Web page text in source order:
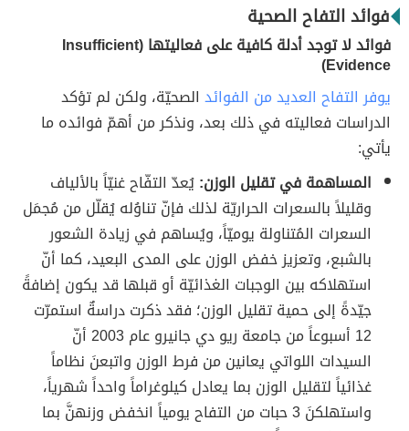
فوائد التفاح الصحية
فوائد لا توجد أدلة كافية على فعاليتها (Insufficient
Evidence)
يوفر التفاح العديد من الفوائد الصحيّة، ولكن لم تؤكد
الدراسات فعاليته في ذلك بعد، ونذكر من أهمّ فوائده ما
يأتي:
المساهمة في تقليل الوزن:يُعدّ التفّاح غنيّاً بالألياف
وقليلاً بالسعرات الحراريّة لذلك فإنّ تناوُله يُقلّل من مُجمَل
السعرات المُتناولة يوميّاً، ويُساهم في زيادة الشعور
بالشبع، وتعزيز خفض الوزن على المدى البعيد، كما أنّ
استهلاكه بين الوجبات الغذائيّة أو قبلها قد يكون إضافةً
جيّدةً إلى حمية تقليل الوزن؛ فقد ذكرت دراسةٌ استمرّت
12 أسبوعاً من جامعة ريو دي جانيرو عام 2003 أنّ
السيدات اللواتي يعانين من فرط الوزن واتبعنَ نظاماً
غذائياً لتقليل الوزن بما يعادل كيلوغراماً واحداً شهرياً،
واستهلكنَ 3 حبات من التفاح يومياً انخفض وزنهنَّ بما